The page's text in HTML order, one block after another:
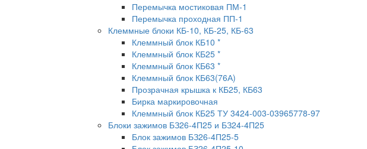
Перемычка мостиковая ПМ-1
Перемычка проходная ПП-1
Клеммные блоки КБ-10, КБ-25, КБ-63
Клеммный блок КБ10 *
Клеммный блок КБ25 *
Клеммный блок КБ63 *
Клеммный блок КБ63(76А)
Прозрачная крышка к КБ25, КБ63
Бирка маркировочная
Клеммный блок КБ25 ТУ 3424-003-03965778-97
Блоки зажимов БЗ26-4П25 и БЗ24-4П25
Блок зажимов БЗ26-4П25-5